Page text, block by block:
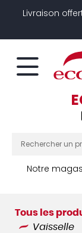
Livraison
Notre
Tous les
Vaisselle
Panneau de